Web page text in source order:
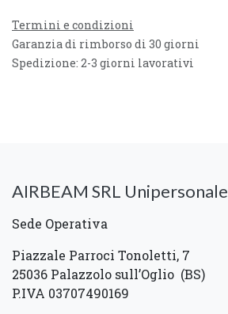
Termini e condizioni
Garanzia di rimborso di 30 giorni
Spedizione: 2-3 giorni lavorativi
AIRBEAM SRL Unipersonale
Sede Operativa
Piazzale Parroci Tonoletti, 7
25036 Palazzolo sull’Oglio (BS)
P.IVA 03707490169